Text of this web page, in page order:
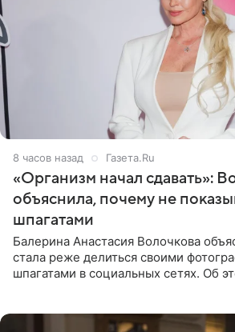
8 часов назад Газета.Ru
«Организм начал сдавать»:
объяснила, почему не
шпагатами
Балерина Анастасия Волочкова
стала реже делиться своими
шпагатами в социальных сетях. Об